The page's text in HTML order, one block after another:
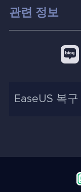
스크린 레
백업&복원
신제품
컴퓨터 데
맥 데이터
디스크 파
화면 녹화
인사이트
관련 정보
리셀러